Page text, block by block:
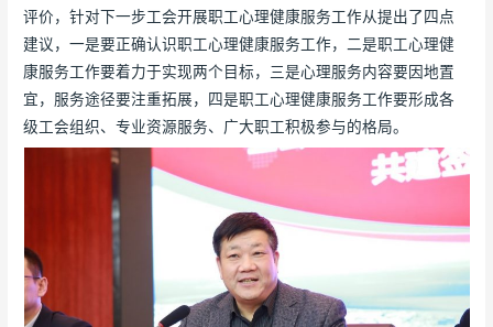
评价，针对下一步工会开展职工心理健康服务工作从提出了四点
建议，一是要正确认识职工心理健康服务工作，二是职工心理健
康服务工作要着力于实现两个目标，三是心理服务内容要因地置
宜，服务途径要注重拓展，四是职工心理健康服务工作要形成各
级工会组织、专业资源服务、广大职工积极参与的格局。